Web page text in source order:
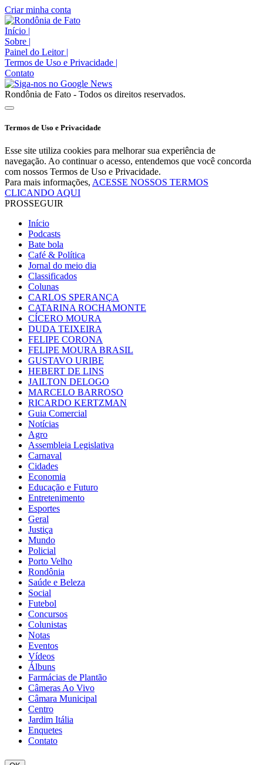
Criar minha conta
Início |
Sobre |
Painel do Leitor |
Termos de Uso e Privacidade |
Contato
Rondônia de Fato - Todos os direitos reservados.
Termos de Uso e Privacidade
Esse site utiliza cookies para melhorar sua experiência de
navegação. Ao continuar o acesso, entendemos que você concorda
com nossos Termos de Uso e Privacidade.
Para mais informações, ACESSE NOSSOS TERMOS
CLICANDO AQUI
PROSSEGUIR
Início
Podcasts
Bate bola
Café & Política
Jornal do meio dia
Classificados
Colunas
CARLOS SPERANÇA
CATARINA ROCHAMONTE
CÍCERO MOURA
DUDA TEIXEIRA
FELIPE CORONA
FELIPE MOURA BRASIL
GUSTAVO URIBE
HEBERT DE LINS
JAILTON DELOGO
MARCELO BARROSO
RICARDO KERTZMAN
Guia Comercial
Notícias
Agro
Assembleia Legislativa
Carnaval
Cidades
Economia
Educação e Futuro
Entretenimento
Esportes
Geral
Justiça
Mundo
Policial
Porto Velho
Rondônia
Saúde e Beleza
Social
Futebol
Concursos
Colunistas
Notas
Eventos
Vídeos
Álbuns
Farmácias de Plantão
Câmeras Ao Vivo
Câmara Municipal
Centro
Jardim Itália
Enquetes
Contato